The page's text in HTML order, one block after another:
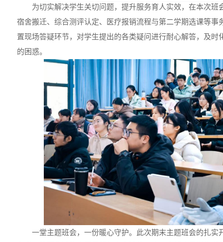
为切实解决学生关切问题，提升服务育人实效，在本次班
宿舍搬迁、综合测评认定、医疗报销流程与第二学期选课等事
置现场答疑环节，对学生提出的各类疑问进行耐心解答，及时
的困惑。
一堂主题班会，一份暖心守护。此次期末主题班会的扎实